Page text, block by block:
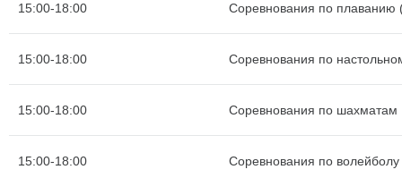
15:00-18:00 Соревнования по плаванию
15:00-18:00 Соревнования по
15:00-18:00 Соревнования по шахматам
15:00-18:00 Соревнования по волейболу